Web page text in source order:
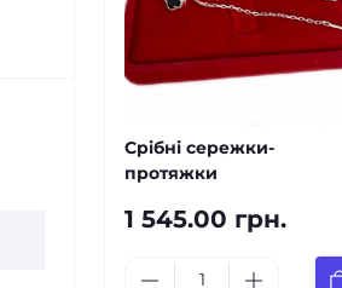
Срібні сережки-
протяжки
1 545.00 грн.